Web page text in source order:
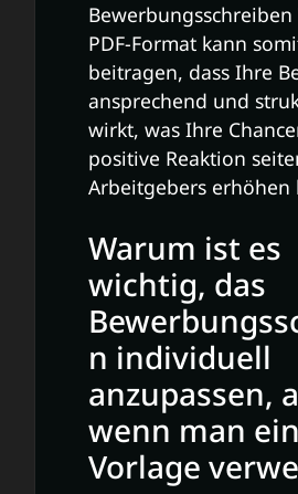
PDF-Format kann
beitragen, dass Ihre
ansprechend und
wirkt, was Ihre
positive Reaktion
Arbeitgebers erhöhen
Warum ist es
wichtig, das
n individuell
anzupassen,
wenn man
Vorlage